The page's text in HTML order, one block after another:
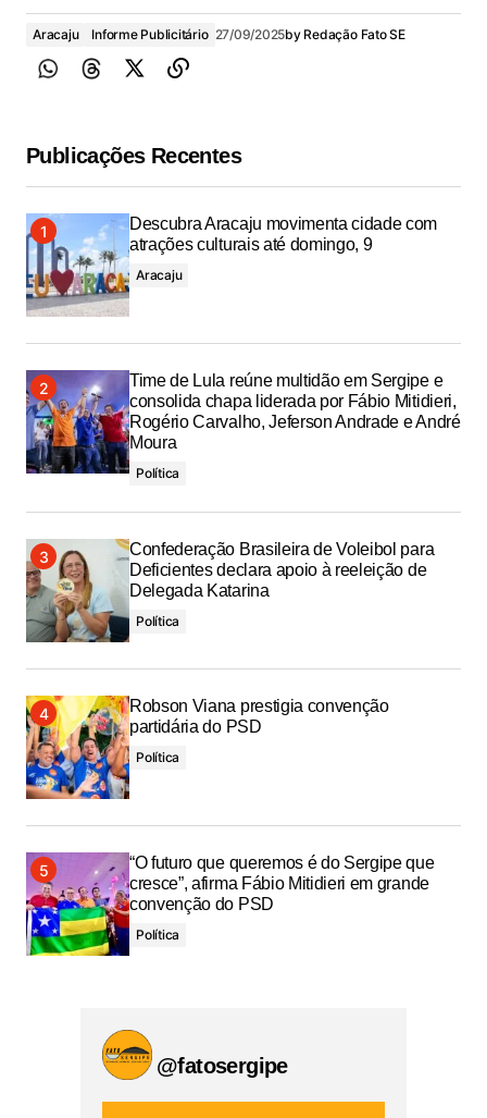
Aracaju Informe Publicitário 27/09/2025by Redação Fato SE
Publicações Recentes
Descubra Aracaju movimenta cidade com
atrações culturais até domingo, 9
Aracaju
Time de Lula reúne multidão em Sergipe e
consolida chapa liderada por Fábio Mitidieri,
Rogério Carvalho, Jeferson Andrade e André
Moura
Política
Confederação Brasileira de Voleibol para
Deficientes declara apoio à reeleição de
Delegada Katarina
Política
Robson Viana prestigia convenção
partidária do PSD
Política
“O futuro que queremos é do Sergipe que
cresce”, afirma Fábio Mitidieri em grande
convenção do PSD
Política
@fatosergipe